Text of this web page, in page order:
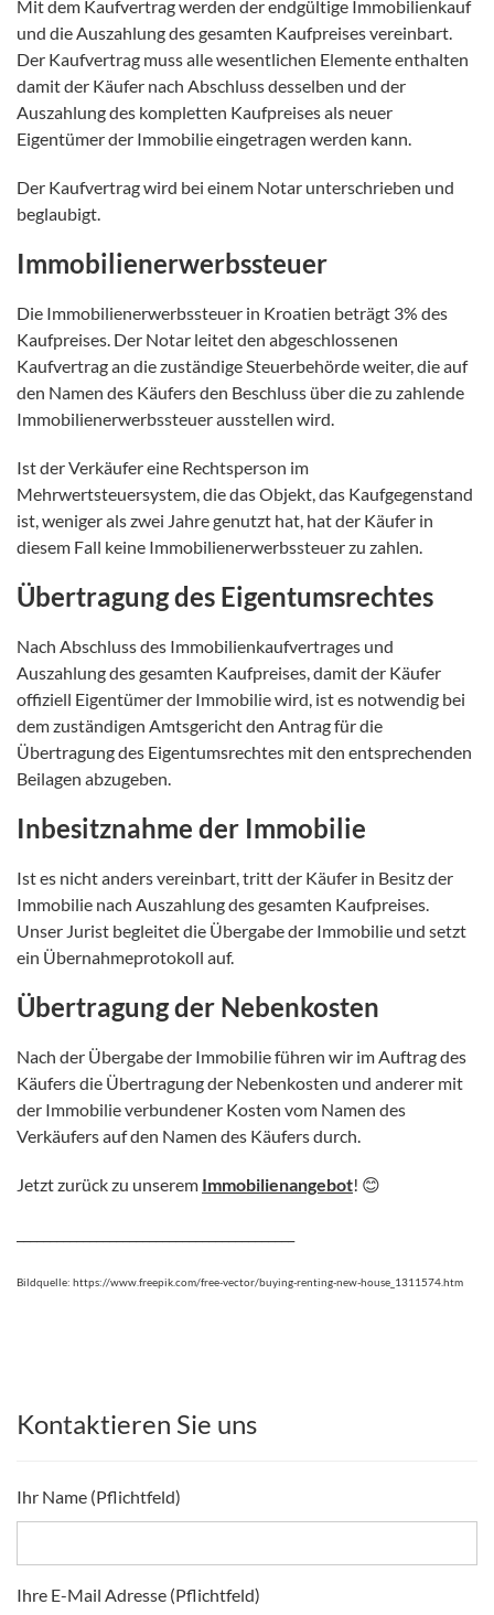
Mit dem Kaufvertrag werden der endgültige Immobilienkauf
und die Auszahlung des gesamten Kaufpreises vereinbart.
Der Kaufvertrag muss alle wesentlichen Elemente enthalten
damit der Käufer nach Abschluss desselben und der
Auszahlung des kompletten Kaufpreises als neuer
Eigentümer der Immobilie eingetragen werden kann.
Der Kaufvertrag wird bei einem Notar unterschrieben und
beglaubigt.
Immobilienerwerbssteuer
Die Immobilienerwerbssteuer in Kroatien beträgt 3% des
Kaufpreises. Der Notar leitet den abgeschlossenen
Kaufvertrag an die zuständige Steuerbehörde weiter, die auf
den Namen des Käufers den Beschluss über die zu zahlende
Immobilienerwerbssteuer ausstellen wird.
Ist der Verkäufer eine Rechtsperson im
Mehrwertsteuersystem, die das Objekt, das Kaufgegenstand
ist, weniger als zwei Jahre genutzt hat, hat der Käufer in
diesem Fall keine Immobilienerwerbssteuer zu zahlen.
Übertragung des Eigentumsrechtes
Nach Abschluss des Immobilienkaufvertrages und
Auszahlung des gesamten Kaufpreises, damit der Käufer
offiziell Eigentümer der Immobilie wird, ist es notwendig bei
dem zuständigen Amtsgericht den Antrag für die
Übertragung des Eigentumsrechtes mit den entsprechenden
Beilagen abzugeben.
Inbesitznahme der Immobilie
Ist es nicht anders vereinbart, tritt der Käufer in Besitz der
Immobilie nach Auszahlung des gesamten Kaufpreises.
Unser Jurist begleitet die Übergabe der Immobilie und setzt
ein Übernahmeprotokoll auf.
Übertragung der Nebenkosten
Nach der Übergabe der Immobilie führen wir im Auftrag des
Käufers die Übertragung der Nebenkosten und anderer mit
der Immobilie verbundener Kosten vom Namen des
Verkäufers auf den Namen des Käufers durch.
Jetzt zurück zu unserem Immobilienangebot! 😊
Bildquelle: https://www.freepik.com/free-vector/buying-renting-new-house_1311574.htm
Kontaktieren Sie uns
Ihr Name (Pflichtfeld)
Ihre E-Mail Adresse (Pflichtfeld)